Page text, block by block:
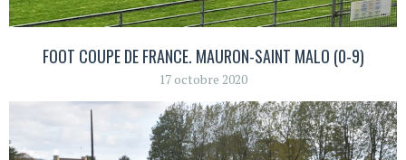
FOOT COUPE DE FRANCE. MAURON-SAINT MALO (0-9)
17 octobre 2020